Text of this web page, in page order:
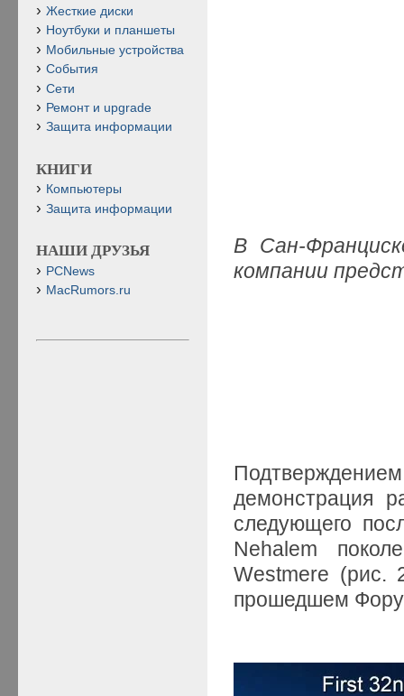
В Сан-
компании
демонстрация
следующего
Nehalem
Westmere (рис.
прошедшем
Жесткие диски
Ноутбуки и планшеты
Мобильные устройства
События
Сети
Ремонт и upgrade
Защита информации
КНИГИ
Компьютеры
Защита информации
НАШИ ДРУЗЬЯ
PCNews
MacRumors.ru